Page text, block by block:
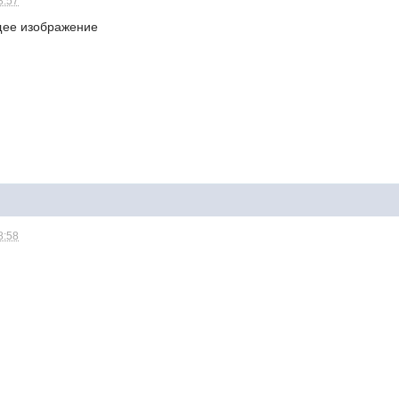
изображение